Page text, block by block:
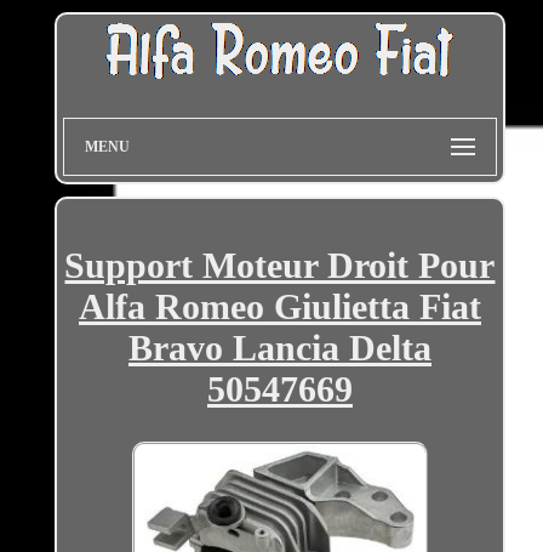
MENU
Support Moteur Droit Pour
Alfa Romeo Giulietta Fiat
Bravo Lancia Delta
50547669